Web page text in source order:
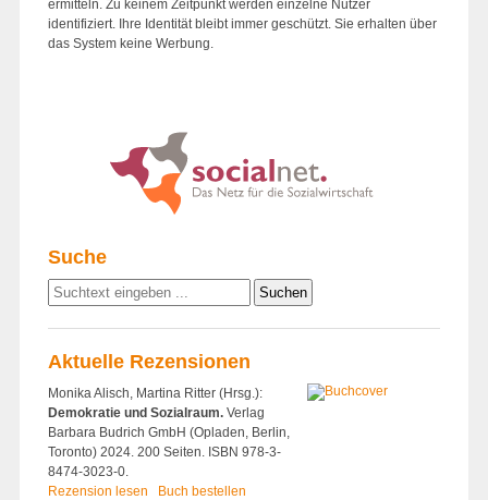
ermitteln. Zu keinem Zeitpunkt werden einzelne Nutzer
identifiziert. Ihre Identität bleibt immer geschützt. Sie erhalten über
das System keine Werbung.
Suche
Aktuelle Rezensionen
Monika Alisch, Martina Ritter (Hrsg.):
Demokratie und Sozialraum. Verlag
Barbara Budrich GmbH (Opladen, Berlin,
Toronto) 2024. 200 Seiten. ISBN 978-3-
8474-3023-0.
Rezension lesen
Buch bestellen